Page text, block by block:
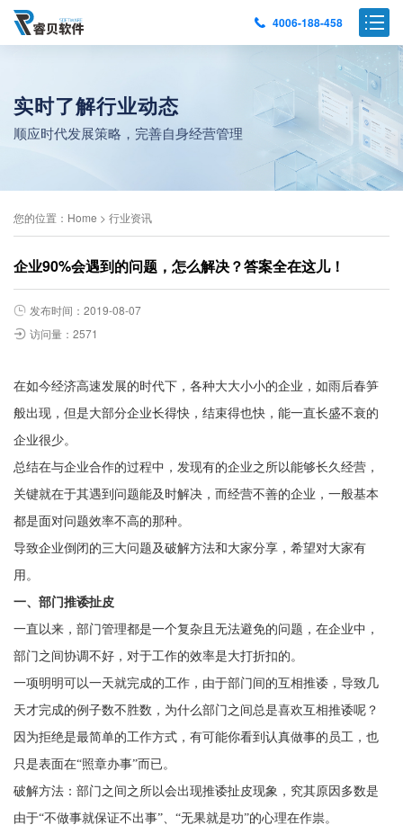
4006-188-458
实时了解行业动态
顺应时代发展策略，完善自身经营管理
您的位置： Home > 行业资讯
企业90%会遇到的问题，怎么解决？答案全在这儿！
发布时间：2019-08-07
访问量：2571
在如今经济高速发展的时代下，各种大大小小的企业，如雨后春笋
般出现，但是大部分企业长得快，结束得也快，能一直长盛不衰的
企业很少。
总结在与企业合作的过程中，发现有的企业之所以能够长久经营，
关键就在于其遇到问题能及时解决，而经营不善的企业，一般基本
都是面对问题效率不高的那种。
导致企业倒闭的三大问题及破解方法和大家分享，希望对大家有
用。
一、部门推诿扯皮
一直以来，部门管理都是一个复杂且无法避免的问题，在企业中，
部门之间协调不好，对于工作的效率是大打折扣的。
一项明明可以一天就完成的工作，由于部门间的互相推诿，导致几
天才完成的例子数不胜数，为什么部门之间总是喜欢互相推诿呢？
因为拒绝是最简单的工作方式，有可能你看到认真做事的员工，也
只是表面在“照章办事”而已。
破解方法：部门之间之所以会出现推诿扯皮现象，究其原因多数是
由于“不做事就保证不出事”、“无果就是功”的心理在作祟。